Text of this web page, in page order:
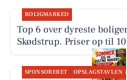
BOLIGMARKED
Top 6 over dyreste
Skødstrup. Priser op til
SPONSORERET OPSLAGSTAVLEN